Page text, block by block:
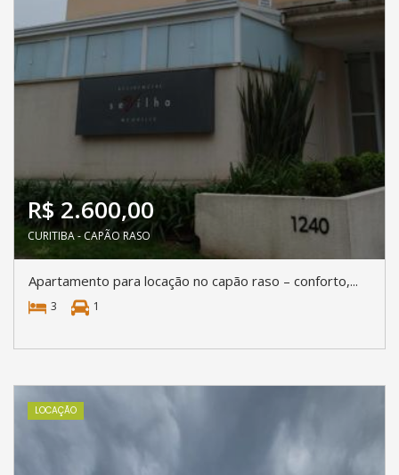
R$ 2.600,00
CURITIBA - CAPÃO RASO
Apartamento para locação no capão raso – conforto,...
3 1
LOCAÇÃO